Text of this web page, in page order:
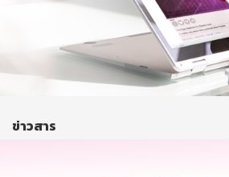
ติดต่อเรา
บริการออนไลน์
ข่าวสาร